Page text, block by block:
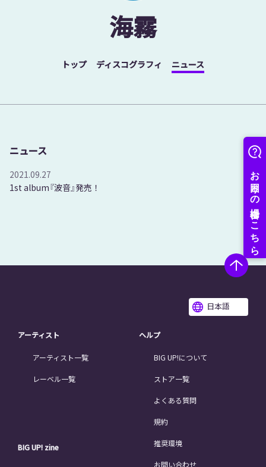
海霧
トップ ディスコグラフィ ニュース
ニュース
2021.09.27
1st album『波音』発売！
日本語
アーティスト
アーティスト一覧
レーベル一覧
BIG UP! zine
ヘルプ
BIG UP!について
ストア一覧
よくある質問
規約
推奨環境
お問い合わせ